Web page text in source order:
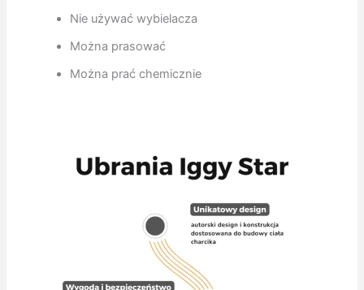
Nie używać wybielacza
Można prasować
Można prać chemicznie